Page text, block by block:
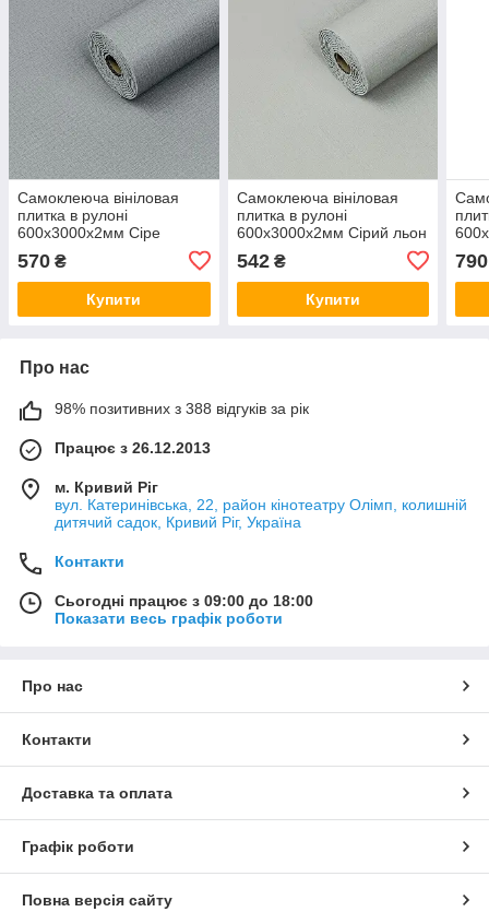
Самоклеюча вініловая
плитка в рулоні
600х3000х2мм Сіре
00002034
570 ₴
Купити
Самоклеюча вініловая
плитка в рулоні
600х3000х2мм Сірий льон
542₴
Купити
790
Про нас
98% позитивних з 388 відгуків за рік
Працює з 26.12.2013
м. Кривий Ріг
вул. Катеринівська, 22, район кінотеатру Олімп, колишній
дитячий садок, Кривий Ріг, Україна
Контакти
Сьогодні працює з 09:00 до 18:00
Показати весь графік роботи
Про нас
Контакти
Доставка та оплата
Графік роботи
Повна версія сайту